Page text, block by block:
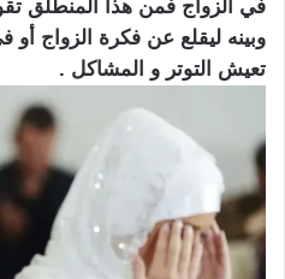
في الزواج فمن هذا المنطلق
وبينه ليقلع عن فكرة الزواج أو
تعيش التوتر و المشاكل .